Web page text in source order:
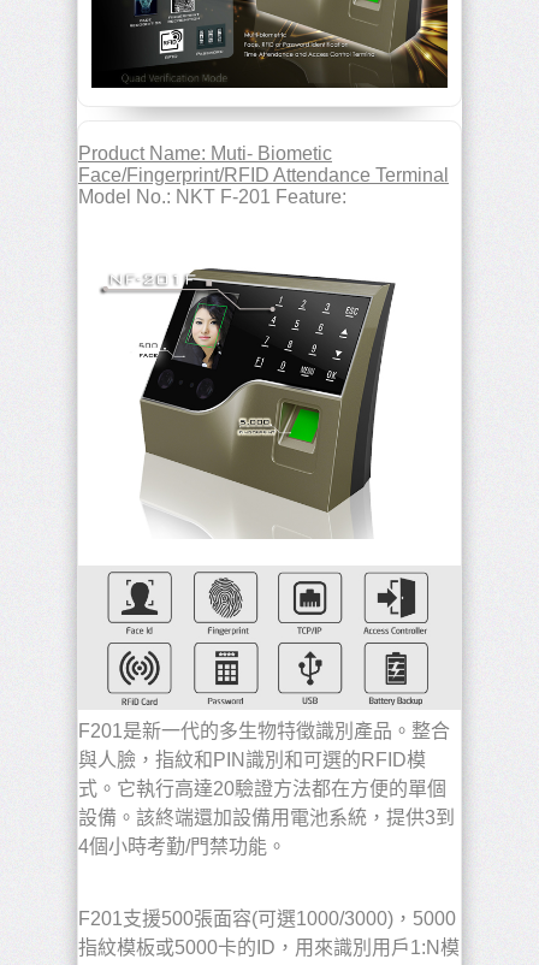
Product Name: Muti- Biometic
Face/Fingerprint/RFID Attendance Terminal
Model No.: NKT F-201 Feature:
F201是新一代的多生物特徵識別產品。 整合
與人臉，指紋和PIN識別和可選的RFID模
式。 它執行高達20驗證方法都在方便的單個
設備。 該終端還加設備用電池系統，提供3到
4個小時考勤/門禁功能。
F201支援500張面容(可選1000/3000)，5000
指紋模板或5000卡的ID，用來識別用戶1:N模